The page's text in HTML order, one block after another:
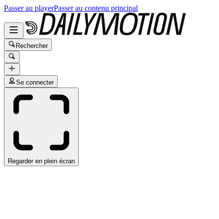
Passer au playerPasser au contenu principal
Rechercher
Se connecter
Regarder en plein écran